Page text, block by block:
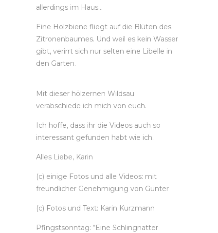
allerdings im Haus…
Eine Holzbiene fliegt auf die Blüten des
Zitronenbaumes. Und weil es kein Wasser
gibt, verirrt sich nur selten eine Libelle in
den Garten.
Mit dieser hölzernen Wildsau
verabschiede ich mich von euch.
Ich hoffe, dass ihr die Videos auch so
interessant gefunden habt wie ich.
Alles Liebe, Karin
(c) einige Fotos und alle Videos: mit
freundlicher Genehmigung von Günter
(c) Fotos und Text: Karin Kurzmann
Pfingstsonntag: “Eine Schlingnatter